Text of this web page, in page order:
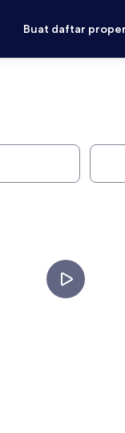
Buat daftar